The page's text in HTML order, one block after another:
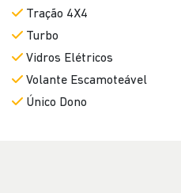
Tração 4X4
Turbo
Vidros Elétricos
Volante Escamoteável
Único Dono